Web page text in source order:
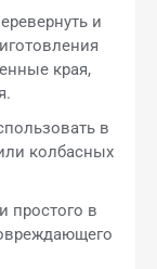
и
края,
в
колбасных
простого в